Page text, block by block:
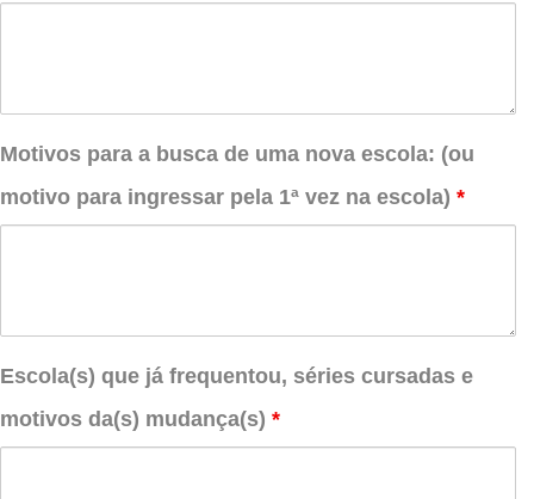
Motivos para a busca de uma nova escola: (ou
motivo para ingressar pela 1ª vez na escola) *
Escola(s) que já frequentou, séries cursadas e
motivos da(s) mudança(s) *